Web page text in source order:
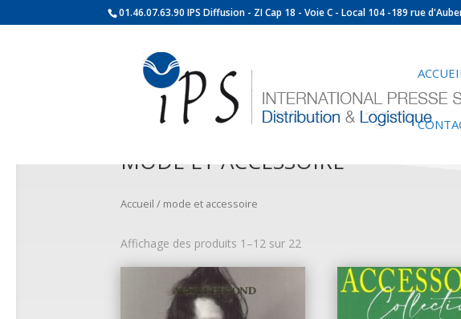
01.46.07.63.90 IPS Diffusion - ZI Cap 18 - Voie C - Local 104 -189 rue
MODE ET ACCESSOIRE
Accueil / mode et accessoire
Affichage des produits 1–12 sur 22